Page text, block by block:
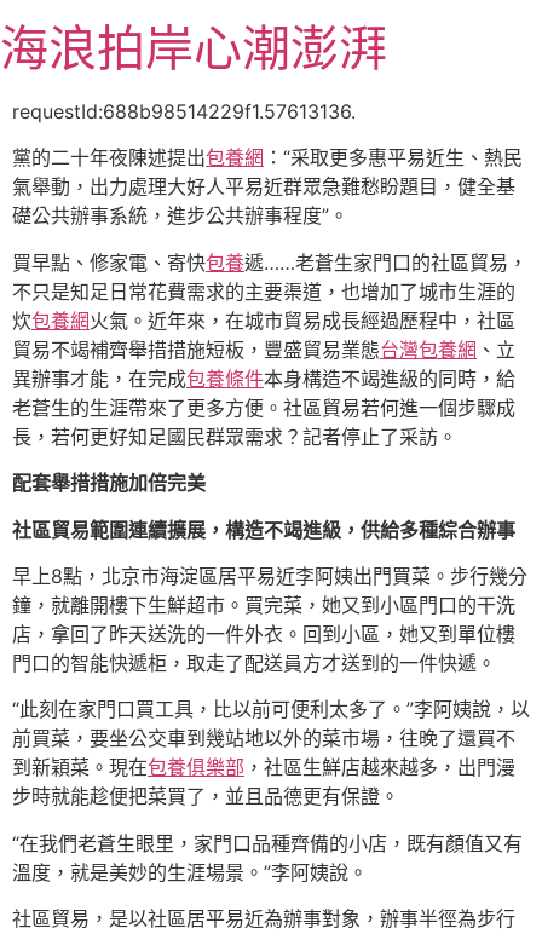
至
主
容
海浪拍岸心潮澎湃
requestId:688b98514229f1.57613136.
黨的二十年夜陳述提出包養網 ：“采取更多惠平易近生、熱民
氣舉動，出力處理大好人平易近群眾急難愁盼題目，健全基
礎公共辦事系統，進步公共辦事程度”。
買早點、修家電、寄快包養遞……老蒼生家門口的社區貿易，
不只是知足日常花費需求的主要渠道，也增加了城市生涯的
炊包養網火氣。近年來，在城市貿易成長經過歷程中，社區
貿易不竭補齊舉措措施短板，豐盛貿易業態台灣包養網 、立
異辦事才能，在完成包養條件本身構造不竭進級的同時，給
老蒼生的生涯帶來了更多方便。社區貿易若何進一個步驟成
長，若何更好知足國民群眾需求？記者停止了采訪。
配套舉措措施加倍完美
社區貿易範圍連續擴展，構造不竭進級，供給多種綜合辦事
早上8點，北京市海淀區居平易近李阿姨出門買菜。步行幾分
鐘，就離開樓下生鮮超市。買完菜，她又到小區門口的干洗
店，拿回了昨天送洗的一件外衣。回到小區，她又到單位樓
門口的智能快遞柜，取走了配送員方才送到的一件快遞。
“此刻在家門口買工具，比以前可便利太多了。”李阿姨說，以
前買菜，要坐公交車到幾站地以外的菜市場，往晚了還買不
到新穎菜。現在包養俱樂部 ，社區生鮮店越來越多，出門漫
步時就能趁便把菜買了，並且品德更有保證。
“在我們老蒼生眼里，家門口品種齊備的小店，既有顏值又有
溫度，就是美妙的生涯場景。”李阿姨說。
社區貿易，是以社區居平易近為辦事對象，辦事半徑為步行